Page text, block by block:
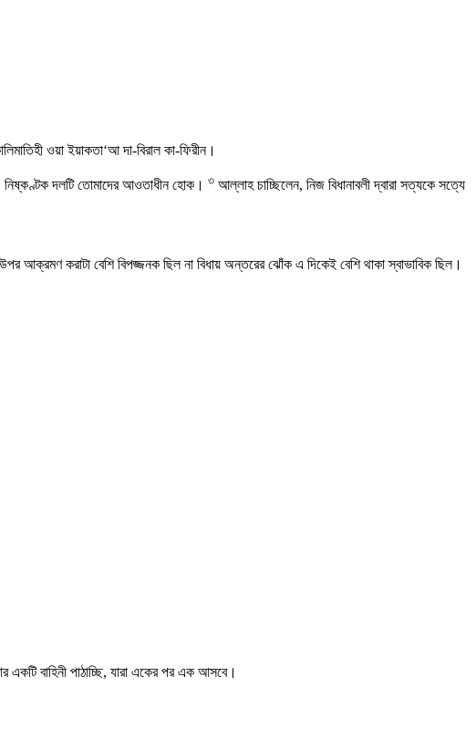
ওয়া ইয়াকতা‘আ দা-বিরাল কা-ফিরীন।
দলটি তোমাদের আওতাধীন হোক। ৩ আল্লাহ চাচ্ছিলেন, নিজ বিধানাবলী দ্বারা সত্যকে সত্যে
করাটা বেশি বিপজ্জনক ছিল না বিধায় অন্তরের ঝোঁক এ দিকেই বেশি থাকা স্বাভাবিক ছিল।
একটি বাহিনী পাঠাচ্ছি, যারা একের পর এক আসবে।